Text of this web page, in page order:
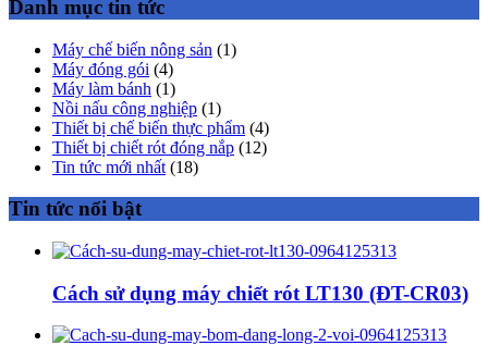
Danh mục tin tức
Máy chế biến nông sản (1)
Máy đóng gói (4)
Máy làm bánh (1)
Nồi nấu công nghiệp (1)
Thiết bị chế biến thực phẩm (4)
Thiết bị chiết rót đóng nắp (12)
Tin tức mới nhất (18)
Tin tức nổi bật
Cách sử dụng máy chiết rót LT130 (ĐT-CR03)